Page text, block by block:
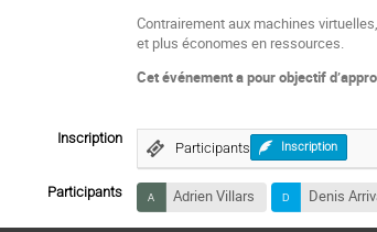
Contrairement aux machines
et plus économes en ressources.
Cet événement a pour objectif
Inscription
Participants Inscription
Participants Adrien Villars Denis